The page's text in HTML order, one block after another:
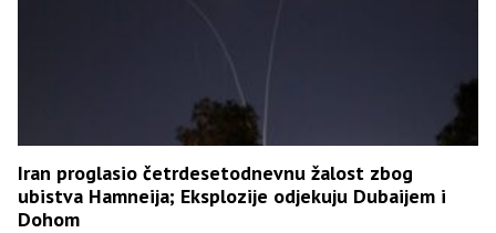
Iran proglasio četrdesetodnevnu žalost zbog
ubistva Hamneija; Eksplozije odjekuju Dubaijem i
Dohom